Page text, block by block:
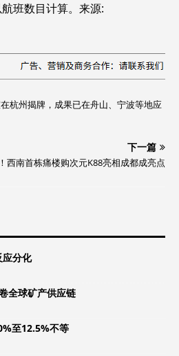
班数目计算。来源:
杭州揭牌，成果已在舟山、宁波等地应
下一篇
西南首栋痛楼购次元K88亮相成都成亮点
应分化
全球矿产供应链
至12.5%不等